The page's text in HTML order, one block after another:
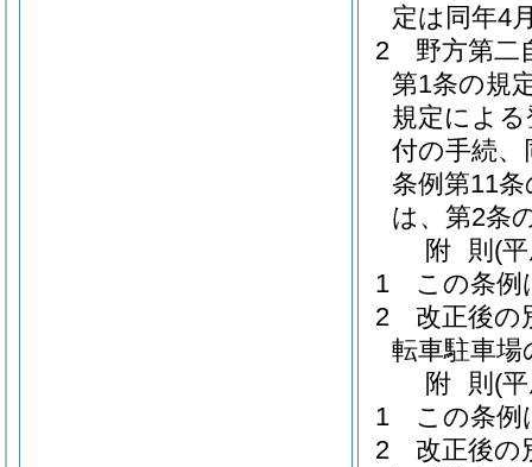
定は同年4
2
野方第二
第1条の規
規定によ
付の手続、
条例第11
は、第2条
附 則 (
1
この条例
2
改正後の
転車駐車場
附 則 (
1
この条例
2
改正後の